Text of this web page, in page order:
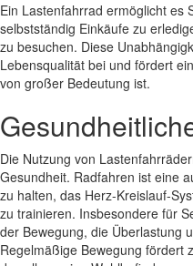
Ein Lastenfahrrad ermöglicht es
selbstständig Einkäufe zu
zu besuchen. Diese
Lebensqualität bei und fördert
von großer Bedeutung ist.
Die Nutzung von
Gesundheit. Radfahren ist eine
zu halten, das Herz-Kreislauf-
zu trainieren. Insbesondere für
der Bewegung, die Überlastung
Regelmäßige Bewegung fördert